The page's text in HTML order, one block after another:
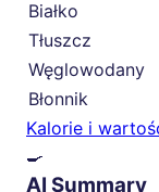
Białko
Tłuszcz
Węglowodany
Błonnik
Kalorie i
🍳
AI Summary